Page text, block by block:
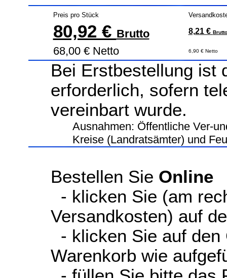
Preis pro Stück
80,92 € Brutto 8,21 € Brutto
68,00 € Netto 6,90 € Netto
Bei Erstbestellung ist
erforderlich, sofern
vereinbart wurde.
Ausnahmen: Öffentliche Ver-
Kreise (Landratsämter) und
Bestellen Sie Online
- klicken Sie (am
Versandkosten) auf
- klicken Sie auf
Warenkorb wie